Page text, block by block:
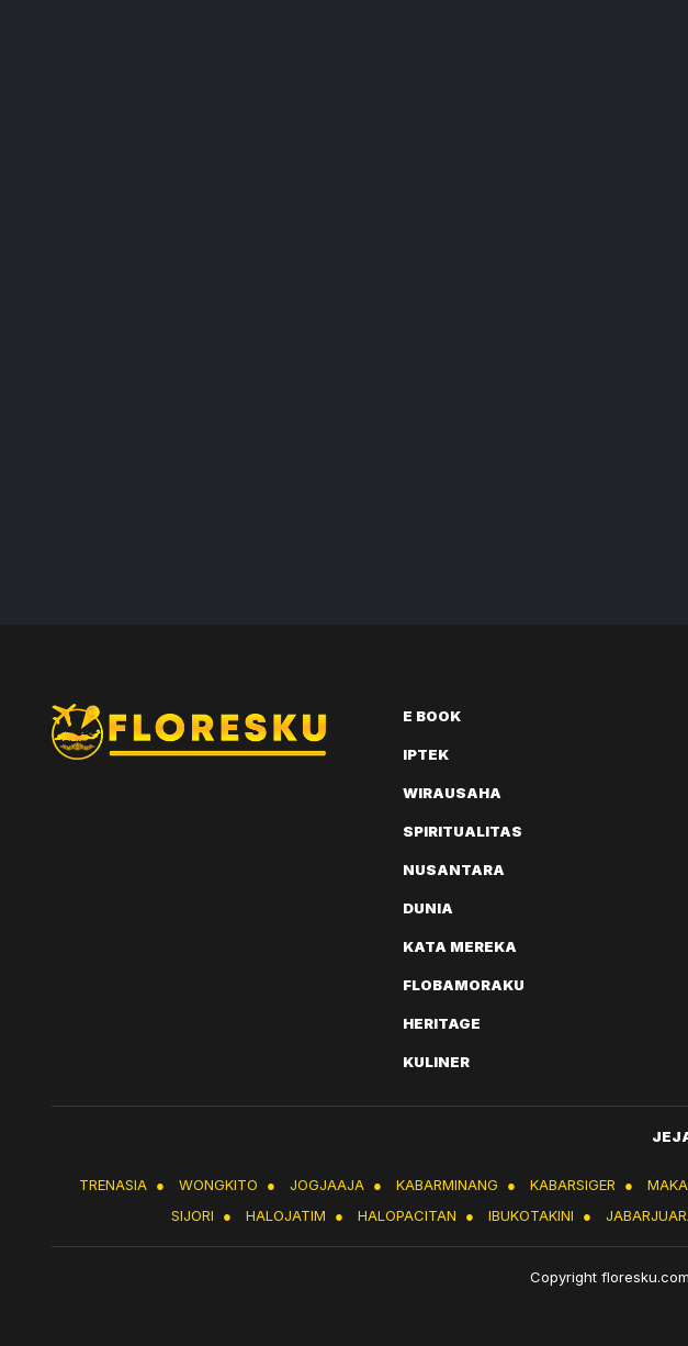
E BOOK
IPTEK
WIRAUSAHA
SPIRITUALITAS
NUSANTARA
DUNIA
KATA MEREKA
FLOBAMORAKU
HERITAGE
KULINER
TRENASIA ● WONGKITO ● JOGJAAJA ● KABARMINANG ● KABARSIGER ●
SIJORI
● HALOJATIM ● HALOPACITAN ● IBUKOTAKINI ●
Copyrightfloresku.com